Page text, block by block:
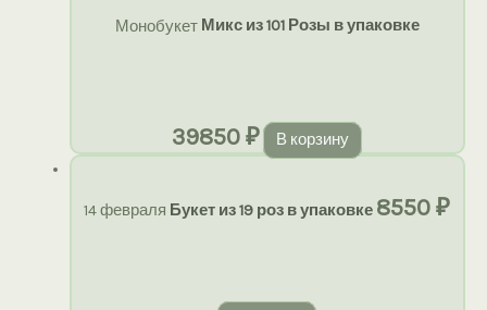
Монобукет Микс из 101 Розы в упаковке
39850₽ В корзину
14 февраля Букет из 19 роз в упаковке 8550₽